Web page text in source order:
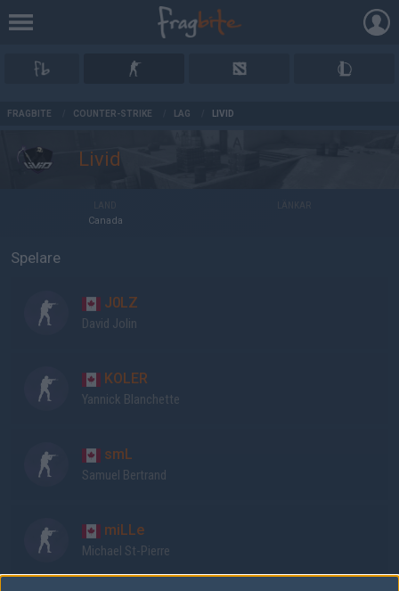
FRAGBITE COUNTER-STRIKE LAG LIVID
Livid
Canada
Spelare
J0LZ
David Jolin
KOLER
Yannick Blanchette
smL
Samuel Bertrand
miLLe
Michael St-Pierre